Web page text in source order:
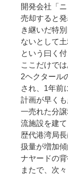
開発会社「
売却すると
き継いだ特
ないとして
という曰く
ここだけで
2ヘクタール
され、1年前
計画が早く
一売れた分
流施設を建
歴代港湾局
扱量が増加
ナヤードの
またで、次